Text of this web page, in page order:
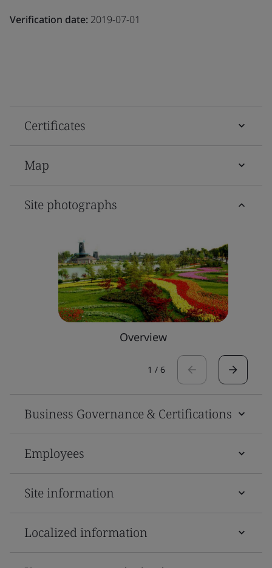
Verification date: 2019-07-01
Certificates
Map
Site photographs
Overview
1 / 6
Business Governance & Certifications
Employees
Site information
Localized information